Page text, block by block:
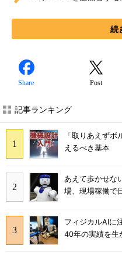
続
Share Post
記事ランキング
「取りあえず
えるべき基本
あえて歩かせな
場、現場稼働で
フィジカルAIに
40年の実績を生